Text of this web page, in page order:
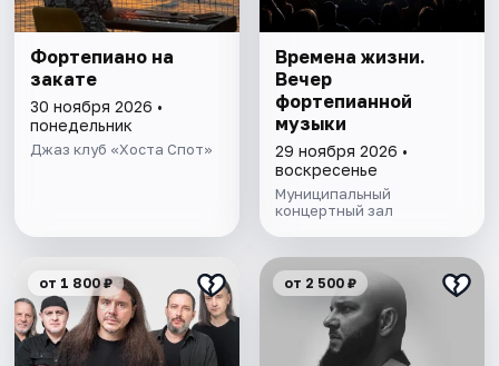
Фортепиано на
закате
30 ноября 2026 •
понедельник
Джаз клуб «Хоста Спот»
Времена жизни.
Вечер
фортепианной
музыки
29 ноября 2026 •
воскресенье
Муниципальный
концертный зал
от 1 800 ₽ от 2 500 ₽